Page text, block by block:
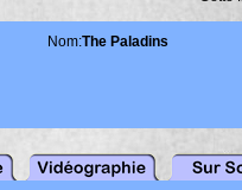
Nom:The Paladins